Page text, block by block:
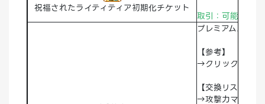
祝福されたライティティア初期化チケット
取引：可能 破
プレミアムスキ
【参考】
→クリックして交
【交換リスト】
→攻撃力マスター